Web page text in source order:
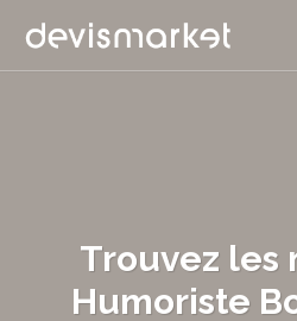
Trouvez les
Humoriste